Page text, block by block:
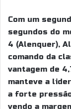
Com um
segundos do
4 (Alenquer),
comando da
vantagem de
manteve a
a forte
vendo a